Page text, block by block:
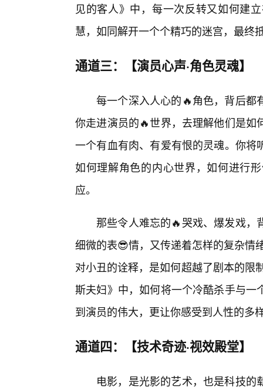
见的客人》中，每一次反转又如何建
慧，如同解开一个个精巧的迷宫，最终
通道三：【演员心声·角色灵魂】
每一个深入人心的🔥角色，背后都
你走进演员的🔥世界，去理解他们是
一个有血有肉、有爱有恨的灵魂。你
如何理解角色的内心世界，如何进行
应。
那些令人难忘的🔥哭戏、爆发戏
细微的表😎情，又传递着怎样的复杂情
对小丑的诠释，是如何超越了剧本的限
斯夫妇》中，如何将一个冷酷杀手与
到演员的伟大，更让你感受到人性的多
通道四：【技术奇迹·视效殿堂】
电影，是光影的艺术，也是科技